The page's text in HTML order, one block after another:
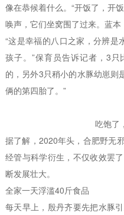
像在恭候着什么。“开饭了，开
唤声，它们坐窝围了过来。蓝本
“这是幸福的八口之家，分辨是
孩子。”保育员告诉记者，3
的，另外3只稍小的水豚幼崽则
俩的第四胎了。”
吃饱了
据了解，2020年头，合肥野无
经管与科学衍生，不仅收效罢
断发展壮大。
全家一天浮滥40斤食品
每天早上，殷丹齐要先把水豚